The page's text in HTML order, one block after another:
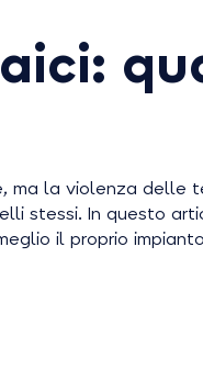
la violenza delle
stessi. In questo
il proprio